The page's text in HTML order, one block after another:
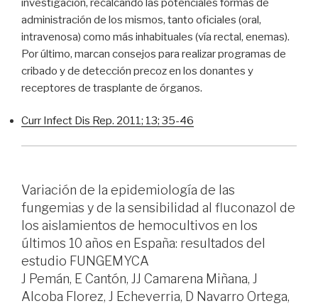
investigación, recalcando las potenciales formas de
administración de los mismos, tanto oficiales (oral,
intravenosa) como más inhabituales (vía rectal, enemas).
Por último, marcan consejos para realizar programas de
cribado y de detección precoz en los donantes y
receptores de trasplante de órganos.
Curr Infect Dis Rep. 2011; 13; 35-46
Variación de la epidemiología de las
fungemias y de la sensibilidad al fluconazol de
los aislamientos de hemocultivos en los
últimos 10 años en España: resultados del
estudio FUNGEMYCA
J Pemán, E Cantón, JJ Camarena Miñana, J
Alcoba Florez, J Echeverria, D Navarro Ortega,